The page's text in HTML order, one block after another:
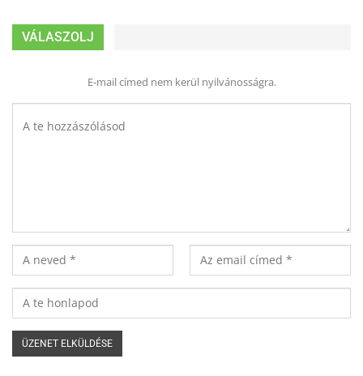
VÁLASZOLJ
E-mail címed nem kerül nyilvánosságra.